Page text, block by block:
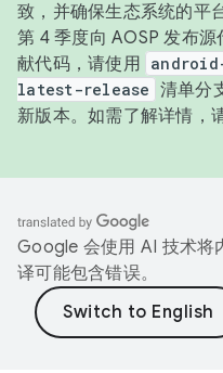
致，并确保生态系统的平
第 4 季度向 AOSP 发布
献代码，请使用
latest-release 清单分
新版本。如需了解详情，
Google 会使用 AI 技术将
译可能包含错误。